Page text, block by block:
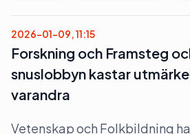
2026-01-09, 11:15
Forskning och Framsteg
snuslobbyn kastar
varandra
Vetenskap och Folkbildning